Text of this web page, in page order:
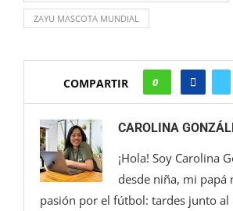
ZAYU MASCOTA MUNDIAL
COMPARTIR 0
CAROLINA
¡Hola! Soy Carolina
desde niña, mi papá
pasión por el fútbol: tardes junto al